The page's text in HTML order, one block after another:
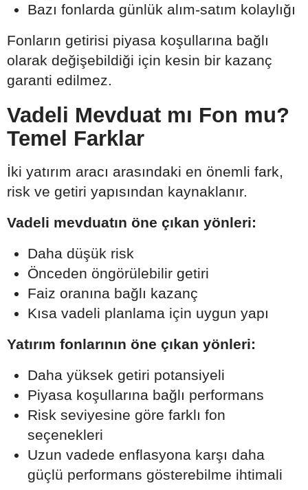
Bazı fonlarda günlük alım-satım kolaylığı
Fonların getirisi piyasa koşullarına bağlı
olarak değişebildiği için kesin bir kazanç
garanti edilmez.
Vadeli Mevduat mı Fon mu?
Temel Farklar
İki yatırım aracı arasındaki en önemli fark,
risk ve getiri yapısından kaynaklanır.
Vadeli mevduatın öne çıkan yönleri:
Daha düşük risk
Önceden öngörülebilir getiri
Faiz oranına bağlı kazanç
Kısa vadeli planlama için uygun yapı
Yatırım fonlarının öne çıkan yönleri:
Daha yüksek getiri potansiyeli
Piyasa koşullarına bağlı performans
Risk seviyesine göre farklı fon
seçenekleri
Uzun vadede enflasyona karşı daha
güçlü performans gösterebilme ihtimali